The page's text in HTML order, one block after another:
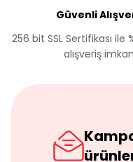
Güvenli
256 bit SSL Sertifikası ile
alışveriş